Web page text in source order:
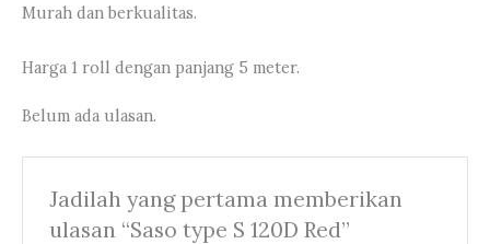
Murah dan berkualitas.
Harga 1 roll dengan panjang 5 meter.
Belum ada ulasan.
Jadilah yang pertama memberikan
ulasan “Saso type S 120D Red”